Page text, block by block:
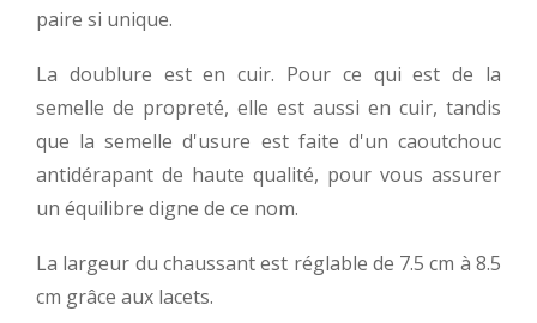
paire si unique.
La doublure est en cuir. Pour ce qui est de la
semelle de propreté, elle est aussi en cuir, tandis
que la semelle d'usure est faite d'un caoutchouc
antidérapant de haute qualité, pour vous assurer
un équilibre digne de ce nom.
La largeur du chaussant est réglable de 7.5 cm à 8.5
cm grâce aux lacets.